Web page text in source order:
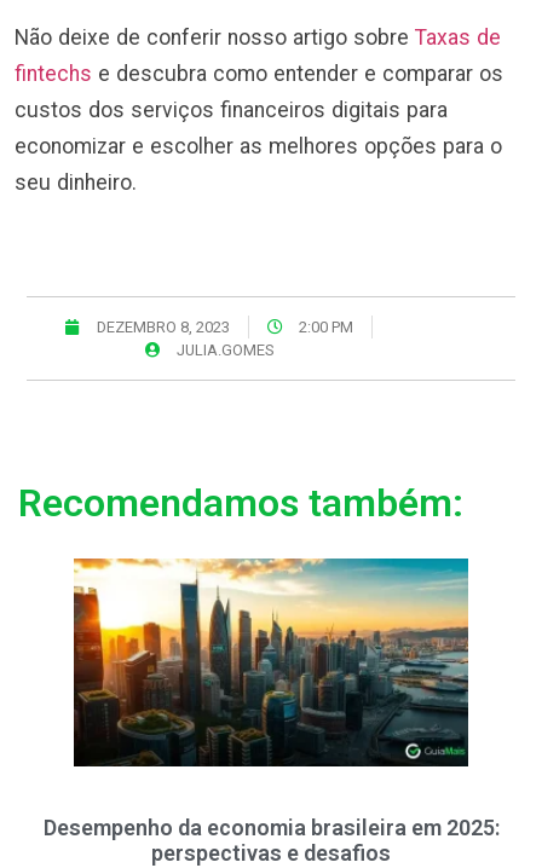
Não deixe de conferir nosso artigo sobre Taxas de
fintechs e descubra como entender e comparar os
custos dos serviços financeiros digitais para
economizar e escolher as melhores opções para o
seu dinheiro.
DEZEMBRO 8, 2023
2:00 PM
JULIA.GOMES
Recomendamos também:
Desempenho da economia brasileira em 2025:
perspectivas e desafios